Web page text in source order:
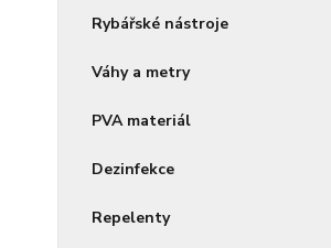
Rybářské nástroje
Váhy a metry
PVA materiál
Dezinfekce
Repelenty